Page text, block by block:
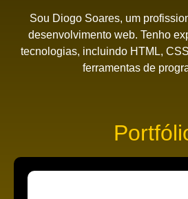
Sou Diogo Soares, um
desenvolvimento web. Tenho
tecnologias, incluindo HTML,
ferramentas de